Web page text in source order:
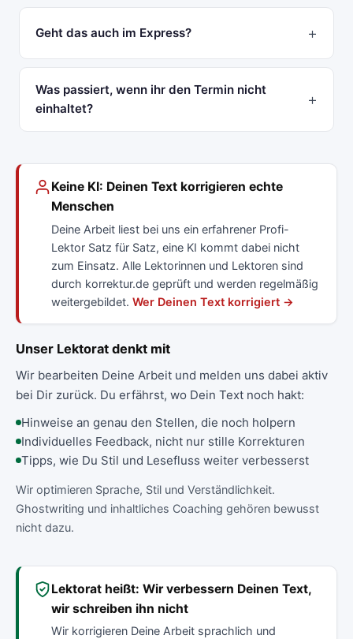
Geht das auch im Express?
Was passiert, wenn ihr den Termin nicht
einhaltet?
Keine KI: Deinen Text korrigieren echte
Menschen
Deine Arbeit liest bei uns ein erfahrener Profi-
Lektor Satz für Satz, eine KI kommt dabei nicht
zum Einsatz. Alle Lektorinnen und Lektoren sind
durch korrektur.de geprüft und werden regelmäßig
weitergebildet.Wer Deinen Text korrigiert →
Unser Lektorat denkt mit
Wir bearbeiten Deine Arbeit und melden uns dabei aktiv
bei Dir zurück. Du erfährst, wo Dein Text noch hakt:
Hinweise an genau den Stellen, die noch holpern
Individuelles Feedback, nicht nur stille Korrekturen
Tipps, wie Du Stil und Lesefluss weiter verbesserst
Wir optimieren Sprache, Stil und Verständlichkeit.
Ghostwriting und inhaltliches Coaching gehören bewusst
nicht dazu.
Lektorat heißt: Wir verbessern Deinen Text,
wir schreiben ihn nicht
Wir korrigieren Deine Arbeit sprachlich und